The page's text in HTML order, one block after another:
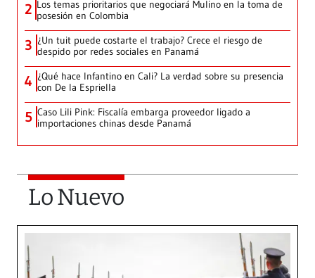
2 Los temas prioritarios que negociará Mulino en la toma de
posesión en Colombia
3 ¿Un tuit puede costarte el trabajo? Crece el riesgo de
despido por redes sociales en Panamá
4 ¿Qué hace Infantino en Cali? La verdad sobre su presencia
con De la Espriella
5 Caso Lili Pink: Fiscalía embarga proveedor ligado a
importaciones chinas desde Panamá
Lo Nuevo